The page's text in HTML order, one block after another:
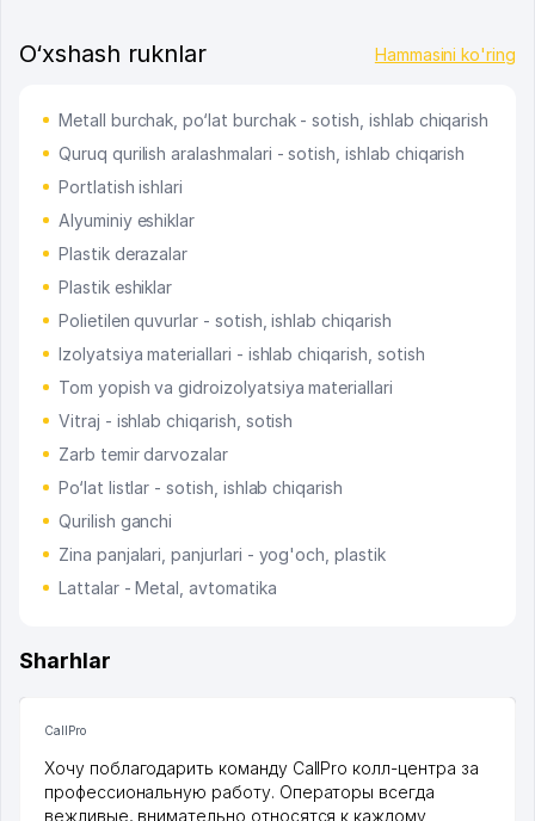
O‘xshash ruknlar Hammasini ko'ring
Metall burchak, po‘lat burchak - sotish, ishlab chiqarish
Quruq qurilish aralashmalari - sotish, ishlab chiqarish
Portlatish ishlari
Alyuminiy eshiklar
Plastik derazalar
Plastik eshiklar
Polietilen quvurlar - sotish, ishlab chiqarish
Izolyatsiya materiallari - ishlab chiqarish, sotish
Tom yopish va gidroizolyatsiya materiallari
Vitraj - ishlab chiqarish, sotish
Zarb temir darvozalar
Po‘lat listlar - sotish, ishlab chiqarish
Qurilish ganchi
Zina panjalari, panjurlari - yog'och, plastik
Lattalar - Metal, avtomatika
Sharhlar
CallPro
Хочу поблагодарить команду CallPro колл-центра за
профессиональную работу. Операторы всегда
вежливые, внимательно относятся к каждому